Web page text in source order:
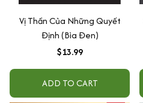
Vị Thần Của Những Quyết
Định (Bìa Đen)
$13.99
ADD TO CART